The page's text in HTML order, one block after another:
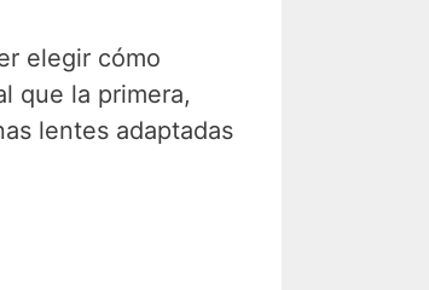
elegir cómo
que la primera,
lentes adaptadas